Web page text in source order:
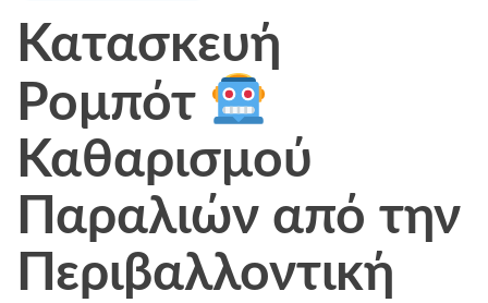
Κατασκευή
Ρομπότ
Καθαρισμού
Παραλιών από την
Περιβαλλοντική